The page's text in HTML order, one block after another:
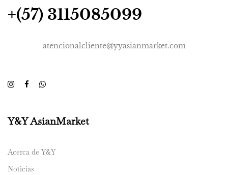
+(57) 3115085099
atencionalcliente@yyasianmarket.com
Y&Y AsianMarket
Acerca de Y&Y
Noticias